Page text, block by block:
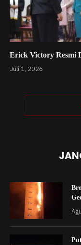
Erick Victory Resmi
Juli 1, 2026